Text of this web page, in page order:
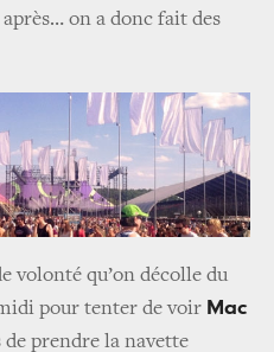
on a donc fait des
volonté qu’on décolle du
pour tenter de voir Mac
prendre la navette